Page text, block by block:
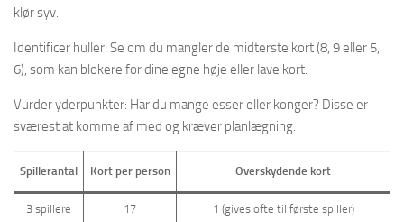
klør syv.
Identificer huller: Se om du mangler de midterste kort (8, 9 eller 5,
6), som kan blokere for dine egne høje eller lave kort.
Vurder yderpunkter: Har du mange esser eller konger? Disse er
sværest at komme af med og kræver planlægning.
Spillerantal Kort per person Overskydende kort
3 spillere 17 1 (gives ofte til første spiller)